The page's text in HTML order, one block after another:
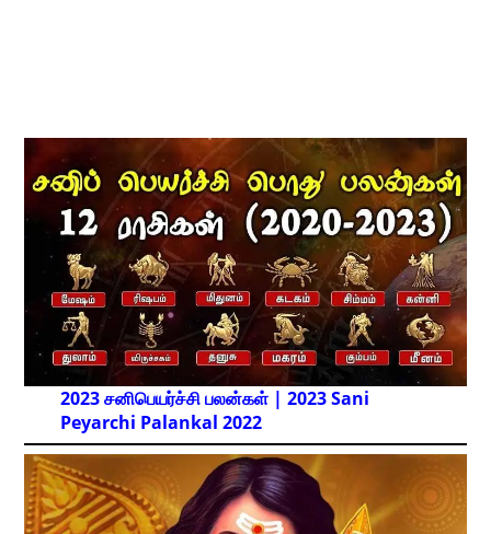
2023 சனிபெயர்ச்சி பலன்கள் | 2023 Sani
Peyarchi Palankal 2022